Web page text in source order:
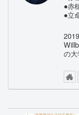
●赤
●立
の大